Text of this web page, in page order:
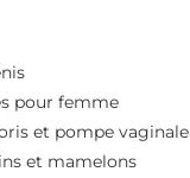
pour femme
et pompe vaginale
et mamelons